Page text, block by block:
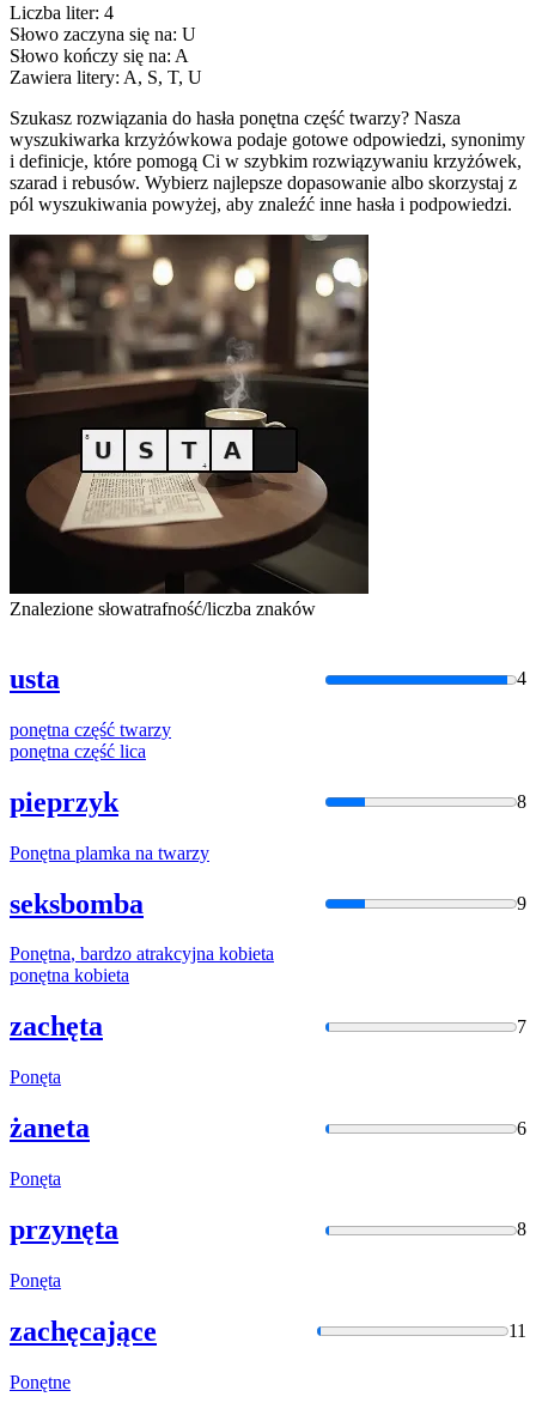
Liczba liter: 4
Słowo zaczyna się na: U
Słowo kończy się na: A
Zawiera litery: A, S, T, U
Szukasz rozwiązania do hasła ponętna część twarzy? Nasza
wyszukiwarka krzyżówkowa podaje gotowe odpowiedzi, synonimy
i definicje, które pomogą Ci w szybkim rozwiązywaniu krzyżówek,
szarad i rebusów. Wybierz najlepsze dopasowanie albo skorzystaj z
pól wyszukiwania powyżej, aby znaleźć inne hasła i podpowiedzi.
Znalezione słowatrafność/liczba znaków
usta 4
ponętna część twarzy
ponętna część lica
pieprzyk 8
Ponętna plamka na twarzy
seksbomba 9
Ponętna, bardzo atrakcyjna kobieta
ponętna kobieta
zachęta 7
Ponęta
żaneta 6
Ponęta
przynęta 8
Ponęta
zachęcające 11
Ponętne